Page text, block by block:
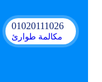
01020111026
مكالمة طوارئ